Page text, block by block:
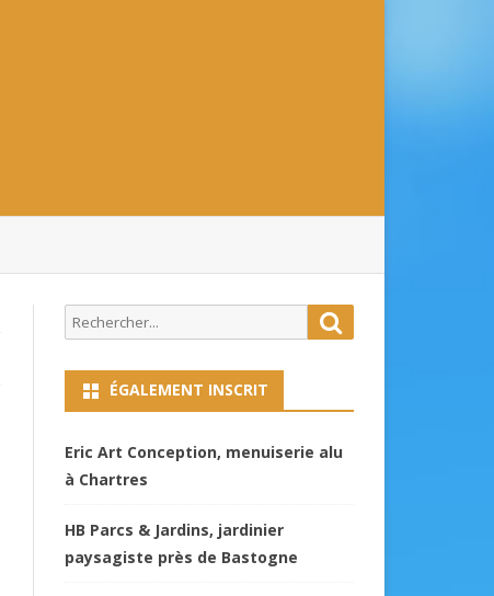
Search
for:
ÉGALEMENT INSCRIT
Eric Art Conception, menuiserie alu
à Chartres
HB Parcs & Jardins, jardinier
paysagiste près de Bastogne